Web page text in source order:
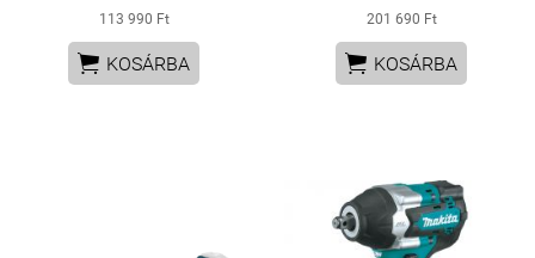
113 990 Ft
 KOSÁRBA
201 690 Ft
 KOSÁRBA